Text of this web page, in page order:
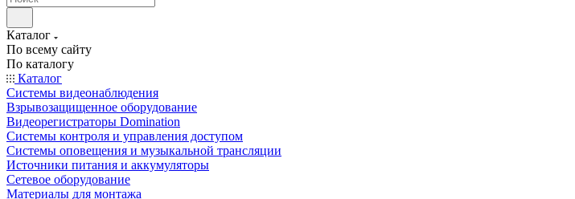
Каталог
По всему сайту
По каталогу
Каталог
Системы видеонаблюдения
Взрывозащищенное оборудование
Видеорегистраторы Domination
Системы контроля и управления доступом
Системы оповещения и музыкальной трансляции
Источники питания и аккумуляторы
Сетевое оборудование
Материалы для монтажа